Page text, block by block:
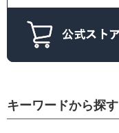
キーワードから探す